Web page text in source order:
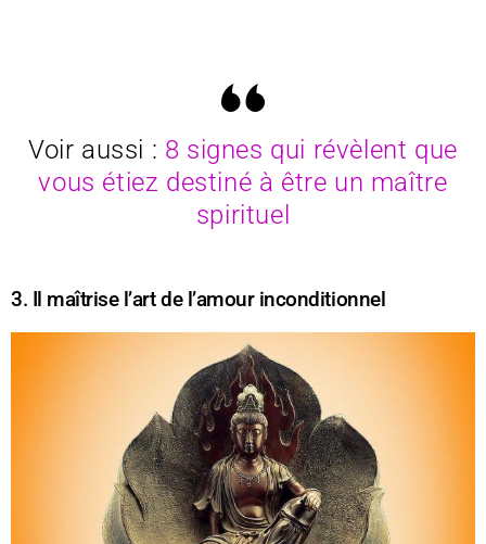
Voir aussi : 8 signes qui révèlent que
vous étiez destiné à être un maître
spirituel
3. Il maîtrise l’art de l’amour inconditionnel